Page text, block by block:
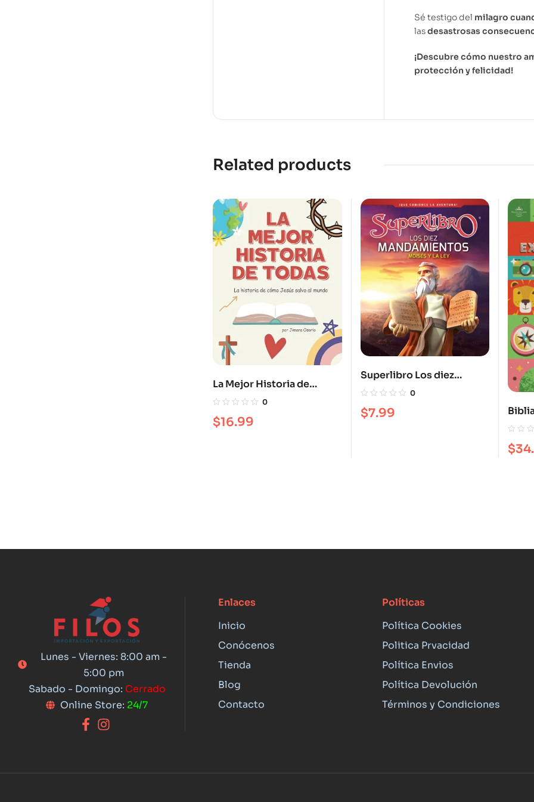
Sé testigo del milagro
lasdesastrosas
¡Descubre cómo nuestro
protección y felicidad!
Related products
La Mejor Historia de
Todas: La Historia de
Cómo Jesús Salvó al
Mundo
0
$16.99
Superlibro Los diez
mandamientos: Moisés y
0
$7.99
$
Lunes - Viernes: 8:00 am -
5:00 pm
Sabado - Domingo: Cerrado
Online Store: 24/7
Enlaces
Inicio
Conócenos
Tienda
Blog
Contacto
Políticas
Política Cookies
Politica Prvacidad
Política Envios
Política Devolución
Términos y Condiciones